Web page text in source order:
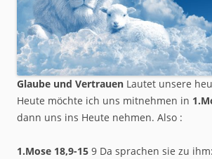
Glaube und Vertrauen Lautet unsere
Heute möchte ich uns mitnehmen in
dann uns ins Heute nehmen. Also :
1.Mose 18,9-15 9 Da sprachen sie zu